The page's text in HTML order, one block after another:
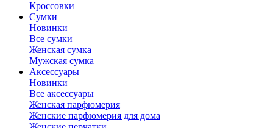
Кроссовки
Сумки
Новинки
Все сумки
Женская сумка
Мужская сумка
Аксессуары
Новинки
Все аксессуары
Женская парфюмерия
Женские парфюмерия для дома